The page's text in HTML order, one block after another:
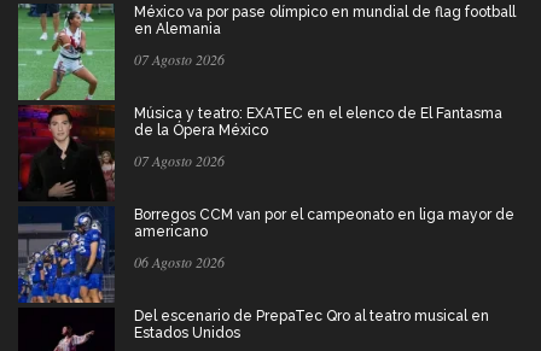
México va por pase olímpico en mundial de flag football
en Alemania
07 Agosto 2026
Música y teatro: EXATEC en el elenco de El Fantasma
de la Ópera México
07 Agosto 2026
Borregos CCM van por el campeonato en liga mayor de
americano
06 Agosto 2026
Del escenario de PrepaTec Qro al teatro musical en
Estados Unidos